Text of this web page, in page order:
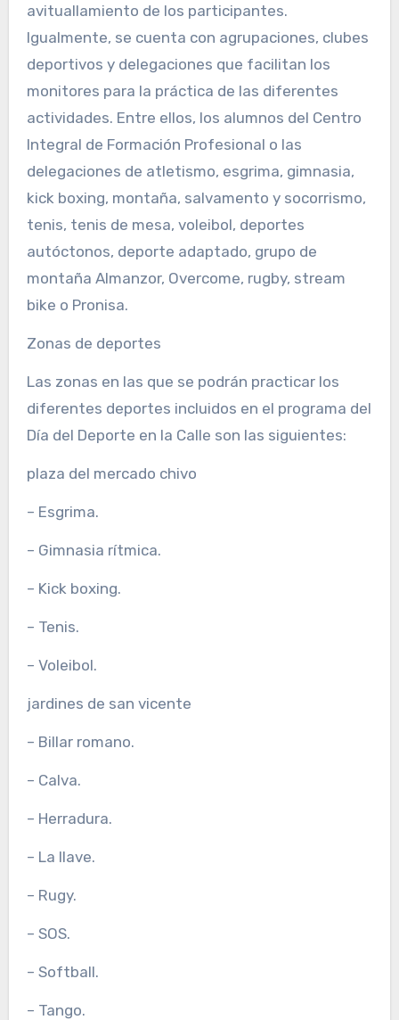
avituallamiento de los participantes.
Igualmente, se cuenta con agrupaciones, clubes
deportivos y delegaciones que facilitan los
monitores para la práctica de las diferentes
actividades. Entre ellos, los alumnos del Centro
Integral de Formación Profesional o las
delegaciones de atletismo, esgrima, gimnasia,
kick boxing, montaña, salvamento y socorrismo,
tenis, tenis de mesa, voleibol, deportes
autóctonos, deporte adaptado, grupo de
montaña Almanzor, Overcome, rugby, stream
bike o Pronisa.
Zonas de deportes
Las zonas en las que se podrán practicar los
diferentes deportes incluidos en el programa del
Día del Deporte en la Calle son las siguientes:
plaza del mercado chivo
– Esgrima.
– Gimnasia rítmica.
– Kick boxing.
– Tenis.
– Voleibol.
jardines de san vicente
– Billar romano.
– Calva.
– Herradura.
– La llave.
– Rugy.
– SOS.
– Softball.
– Tango.